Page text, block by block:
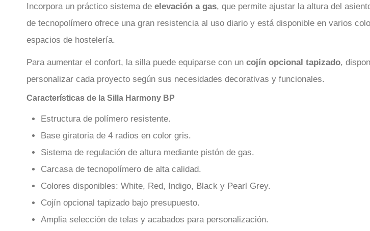
Incorpora un práctico sistema de elevación a gas, que permite ajustar la altura del
de tecnopolímero ofrece una gran resistencia al uso diario y está disponible en varios
espacios de hostelería.
Para aumentar el confort, la silla puede equiparse con un cojín opcional tapizado,
personalizar cada proyecto según sus necesidades decorativas y funcionales.
Características de la Silla Harmony BP
Estructura de polímero resistente.
Base giratoria de 4 radios en color gris.
Sistema de regulación de altura mediante pistón de gas.
Carcasa de tecnopolímero de alta calidad.
Colores disponibles: White, Red, Indigo, Black y Pearl Grey.
Cojín opcional tapizado bajo presupuesto.
Amplia selección de telas y acabados para personalización.